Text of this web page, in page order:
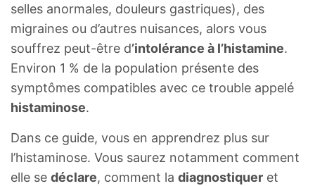
selles anormales, douleurs gastriques), des
migraines ou d’autres nuisances, alors vous
souffrez peut-être d’intolérance à l’histamine.
Environ 1 % de la population présente des
symptômes compatibles avec ce trouble appelé
histaminose.
Dans ce guide, vous en apprendrez plus sur
l’histaminose. Vous saurez notamment comment
elle se déclare, comment la diagnostiquer et